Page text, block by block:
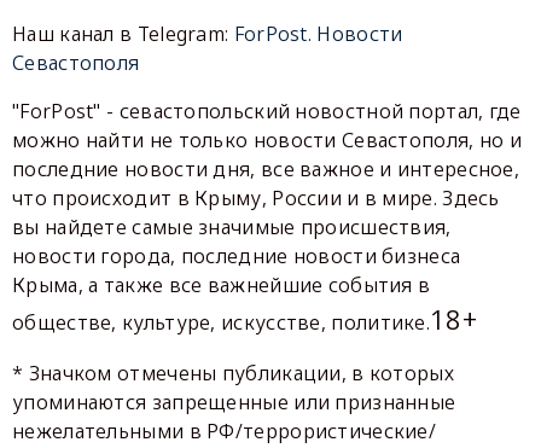
Наш канал в Telegram: ForPost. Новости
Севастополя
"ForPost" - севастопольский новостной портал, где
можно найти не только новости Севастополя, но и
последние новости дня, все важное и интересное,
что происходит в Крыму, России и в мире. Здесь
вы найдете самые значимые происшествия,
новости города, последние новости бизнеса
Крыма, а также все важнейшие события в
обществе, культуре, искусстве, политике.18+
* Значком отмечены публикации, в которых
упоминаются запрещенные или признанные
нежелательными в РФ/террористические/